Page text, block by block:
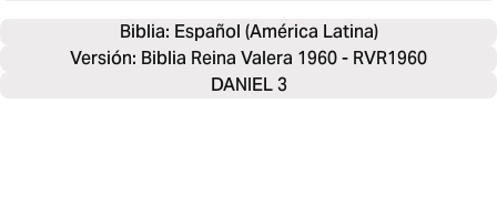
Biblia: Español (América Latina)
Versión: Biblia Reina Valera 1960 - RVR1960
DANIEL 3